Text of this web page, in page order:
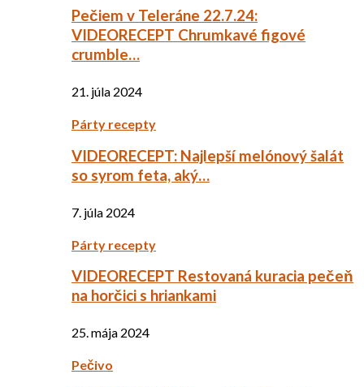
Pečiem v Teleráne 22.7.24:
VIDEORECEPT Chrumkavé figové
crumble…
21. júla 2024
Párty recepty
VIDEORECEPT: Najlepší melónový šalát
so syrom feta, aký…
7. júla 2024
Párty recepty
VIDEORECEPT Restovaná kuracia pečeň
na horčici s hriankami
25. mája 2024
Pečivo